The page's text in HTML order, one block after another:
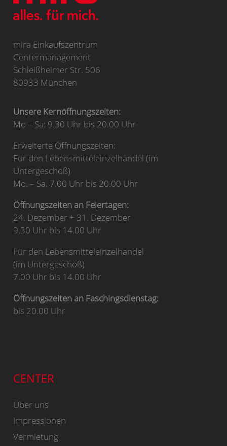
mira Einkaufszentrum
Centermanagement
Schleißheimer Str. 506
80933 München
Unsere Kernöffnungszeiten:
Mo – Sa: 9.30 Uhr bis 20.00 Uhr
Erweiterte Öffnungszeiten:
Für den Lebensmitteleinzelhandel (im
Untergeschoß)
Mo. – Sa. 7.00 Uhr bis 20.00 Uhr
Öffnungszeiten an Feiertagen:
24. Dezember + 31. Dezember
9.30 Uhr bis 14.00 Uhr
Für den Lebensmitteleinzelhandel
(im Untergeschoß)
7.00 Uhr bis 14.00 Uhr
Öffnungszeiten an Faschingsdienstag:
bis 20.00 Uhr
CENTER
Über uns
Impressionen
Vermietung